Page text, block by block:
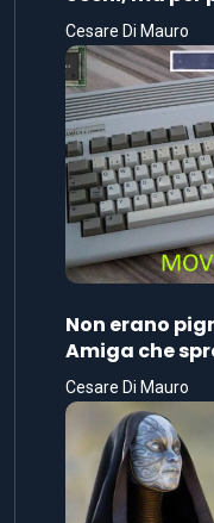
Cesare Di Mauro
Non erano
Amiga che
Cesare Di Mauro